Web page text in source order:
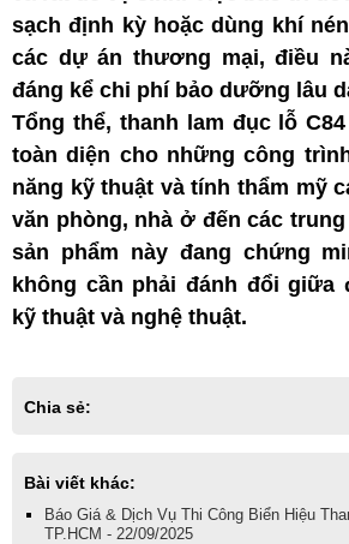
sạch định kỳ hoặc dùng khí
các dự án thương mại, điều
đáng kể chi phí bảo dưỡng lâu
Tổng thể, thanh lam đục lỗ
toàn diện cho những công
năng kỹ thuật và tính thẩm mỹ
văn phòng, nhà ở đến các
sản phẩm này đang chứng
không cần phải đánh đổi giữa
kỹ thuật và nghệ thuật.
Chia sẻ:
Bài viết khác:
Báo Giá & Dịch Vụ Thi Công Biển Hiệu
TP.HCM - 22/09/2025